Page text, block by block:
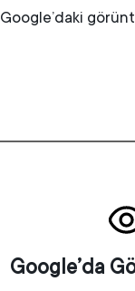
Google’daki
Google’da